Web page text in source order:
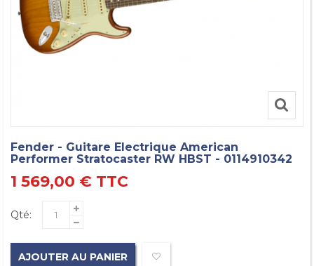
Fender - Guitare Electrique American
Performer Stratocaster RW HBST - 0114910342
1 569,00 € TTC
Qté:
AJOUTER AU PANIER